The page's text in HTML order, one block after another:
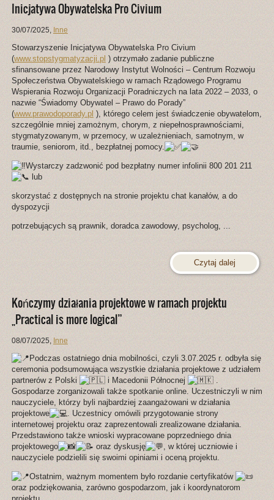
Inicjatywa Obywatelska Pro Civium
30/07/2025, Inne
Stowarzyszenie Inicjatywa Obywatelska Pro Civium
(www.stopstygmatyzacji.pl ) otrzymało zadanie publiczne
sfinansowane przez Narodowy Instytut Wolności – Centrum Rozwoju
Społeczeństwa Obywatelskiego w ramach Rządowego Programu
Wspierania Rozwoju Organizacji Poradniczych na lata 2022 – 2033, o
nazwie “Świadomy Obywatel – Prawo do Porady”
(www.prawodoporady.pl ), którego celem jest świadczenie obywatelom,
szczególnie mniej zamożnym, chorym, z niepełnosprawnościami,
stygmatyzowanym, w przemocy, w uzależnieniach, samotnym, w
traumie, seniorom, itd., bezpłatnej pomocy.
Wystarczy zadzwonić pod bezpłatny numer infolinii 800 201 211
lub
skorzystać z dostępnych na stronie projektu chat kanałów, a do
dyspozycji
potrzebujących są prawnik, doradca zawodowy, psycholog, ...
Czytaj dalej
Kończymy działania projektowe w ramach projektu
„Practical is more logical”
08/07/2025, Inne
Podczas ostatniego dnia mobilności, czyli 3.07.2025 r. odbyła się
ceremonia podsumowująca wszystkie działania projektowe z udziałem
partnerów z Polski
i Macedonii Północnej
.
Gospodarze zorganizowali także spotkanie online. Uczestniczyli w nim
nauczyciele, którzy byli najbardziej zaangażowani w działania
projektowe
. Uczestnicy omówili przygotowanie strony
internetowej projektu oraz zaprezentowali zrealizowane działania.
Przedstawiono także wnioski wypracowane poprzedniego dnia
projektowego
oraz dyskusję
, w której uczniowie i
nauczyciele podzielili się swoimi opiniami i oceną projektu.
Ostatnim, ważnym momentem było rozdanie certyfikatów
oraz podziękowania, zarówno gospodarzom, jak i koordynatorom